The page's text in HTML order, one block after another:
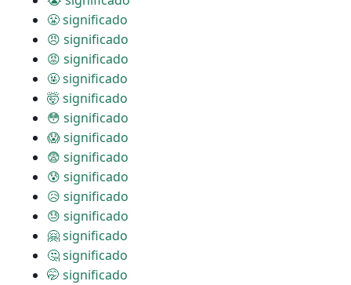
😤 significado
😠 significado
😡 significado
🤬 significado
🤯 significado
😳 significado
😱 significado
😨 significado
😰 significado
😥 significado
😓 significado
🤗 significado
🤔 significado
🤭 significado